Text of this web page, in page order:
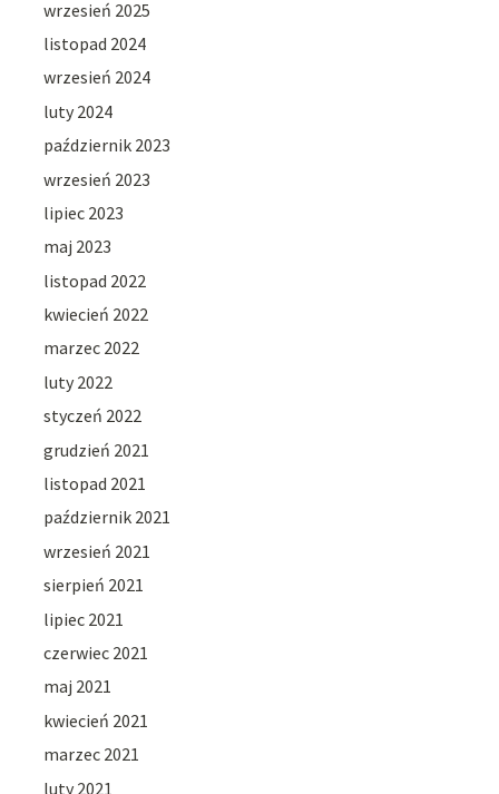
wrzesień 2025
listopad 2024
wrzesień 2024
luty 2024
październik 2023
wrzesień 2023
lipiec 2023
maj 2023
listopad 2022
kwiecień 2022
marzec 2022
luty 2022
styczeń 2022
grudzień 2021
listopad 2021
październik 2021
wrzesień 2021
sierpień 2021
lipiec 2021
czerwiec 2021
maj 2021
kwiecień 2021
marzec 2021
luty 2021